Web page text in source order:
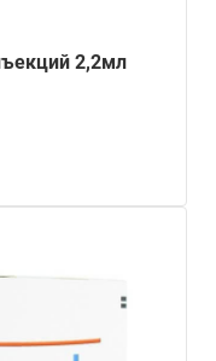
2,2мл